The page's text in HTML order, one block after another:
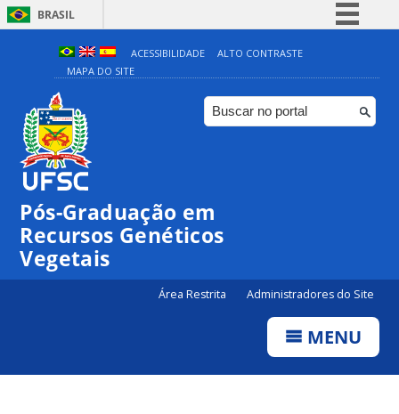
BRASIL
Simplifique!
Comunica BR
Participe
ACESSIBILIDADE
ALTO CONTRASTE
MAPA DO SITE
Pós-Graduação em
Recursos Genéticos
Vegetais
Área Restrita Administradores do Site
MENU